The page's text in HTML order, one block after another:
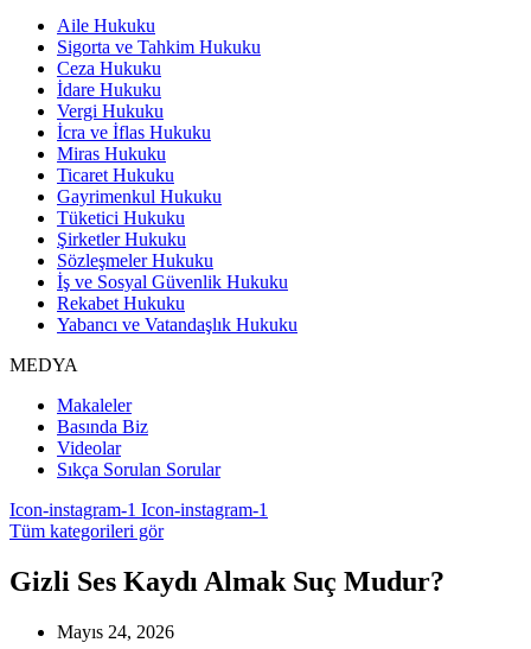
Aile Hukuku
Sigorta ve Tahkim Hukuku
Ceza Hukuku
İdare Hukuku
Vergi Hukuku
İcra ve İflas Hukuku
Miras Hukuku
Ticaret Hukuku
Gayrimenkul Hukuku
Tüketici Hukuku
Şirketler Hukuku
Sözleşmeler Hukuku
İş ve Sosyal Güvenlik Hukuku
Rekabet Hukuku
Yabancı ve Vatandaşlık Hukuku
MEDYA
Makaleler
Basında Biz
Videolar
Sıkça Sorulan Sorular
Icon-instagram-1 Icon-instagram-1
Tüm kategorileri gör
Gizli Ses Kaydı Almak Suç Mudur?
Mayıs 24, 2026